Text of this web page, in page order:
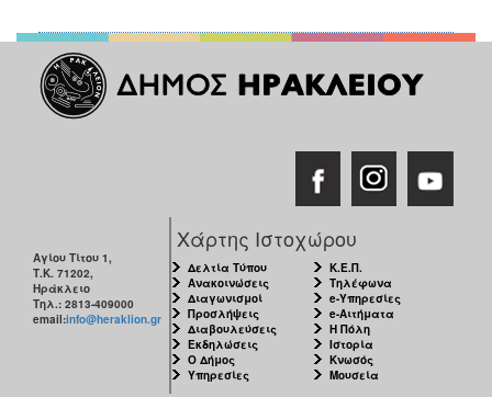
Αγίου Τίτου 1,
Τ.Κ. 71202,
Ηράκλειο
Τηλ.: 2813-409000
email:info@heraklion.gr
Χάρτης Ιστοχώρου
Δελτία Τύπου
Ανακοινώσεις
Διαγωνισμοί
Προσλήψεις
Διαβουλεύσεις
Εκδηλώσεις
Ο Δήμος
Υπηρεσίες
Κ.Ε.Π.
Τηλέφωνα
e-Υπηρεσίες
e-Αιτήματα
Η Πόλη
Ιστορία
Κνωσός
Μουσεία